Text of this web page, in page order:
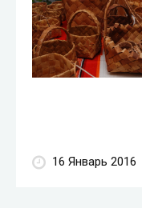
16 Январь 2016